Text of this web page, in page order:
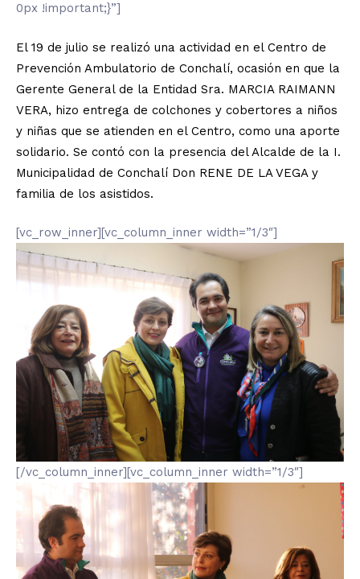
0px !important;}”]
El 19 de julio se realizó una actividad en el Centro de
Prevención Ambulatorio de Conchalí, ocasión en que la
Gerente General de la Entidad Sra. MARCIA RAIMANN
VERA, hizo entrega de colchones y cobertores a niños
y niñas que se atienden en el Centro, como una aporte
solidario. Se contó con la presencia del Alcalde de la I.
Municipalidad de Conchalí Don RENE DE LA VEGA y
familia de los asistidos.
[vc_row_inner][vc_column_inner width=”1/3″]
[/vc_column_inner][vc_column_inner width=”1/3″]